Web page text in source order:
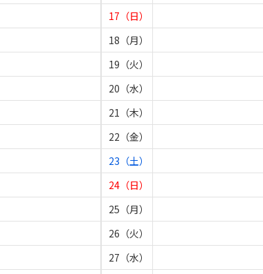
17（日）
18（月）
19（火）
20（水）
21（木）
22（金）
23（土）
24（日）
25（月）
26（火）
27（水）